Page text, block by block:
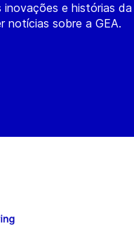
e histórias da
notícias sobre a GEA.